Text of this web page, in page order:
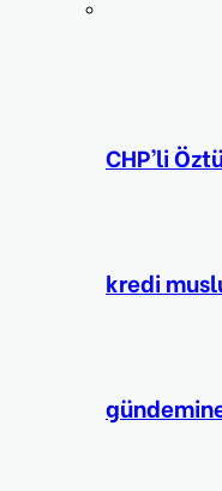
CHP’li
kredi